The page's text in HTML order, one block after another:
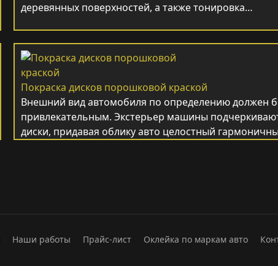
деревянных поверхностей, а также тонировка…
Покраска дисков порошковой краской
Внешний вид автомобиля по определению должен
привлекательным. Экстерьер машины
диски, придавая облику авто целостный
Наши работы Прайс-лист Оклейка по маркам авто